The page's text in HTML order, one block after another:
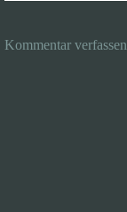
Kommentar verfassen